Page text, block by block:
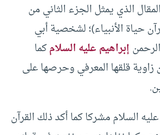
الذي يمثل الجزء الثاني من
حياة الأنبياء)؛ لشخصية أبي
إبراهيم عليه السلامكما
زاوية قلقها المعرفي وحرصها على
السلام مشركا كما أكد ذلك القرآن